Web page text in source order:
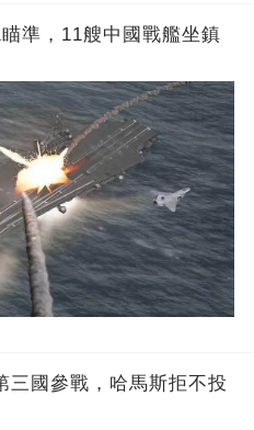
準，11艘中國戰艦坐鎮
三國參戰，哈馬斯拒不投